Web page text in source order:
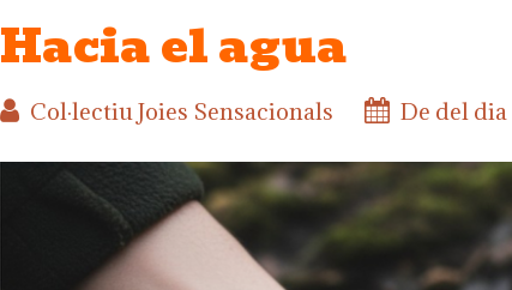
Hacia el agua
De del dia
Col·lectiu Joies Sensacionals